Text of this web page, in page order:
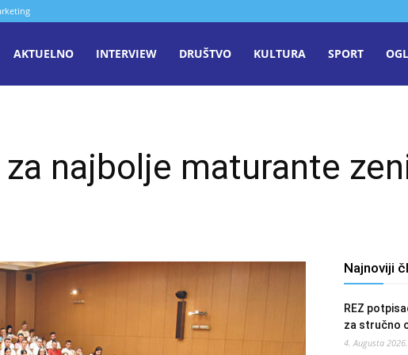
AKTUELNO INTERVIEW DRUŠTVO KULTURA SPORT
najbolje maturante
Najnoviji
REZ
za stručno
4. Augusta 2026.